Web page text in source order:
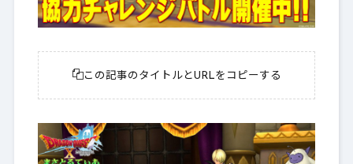
この記事のタイトルとURLをコピーする